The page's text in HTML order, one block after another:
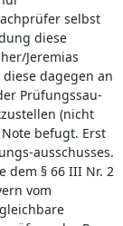
selbst
diese
Jeremias
diese dagegen an
Prüfungssau-
(nicht
befugt. Erst
ausschusses.
dem § 66 III Nr. 2
vom